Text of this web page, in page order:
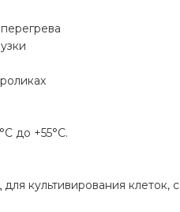
до +55°C.
культивирования клеток,